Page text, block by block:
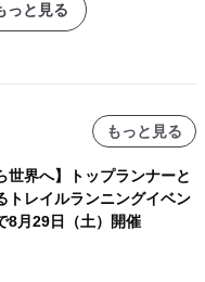
っと見る
もっと見る
世界へ】トップランナーと
トレイルランニングイベン
8月29日（土）開催